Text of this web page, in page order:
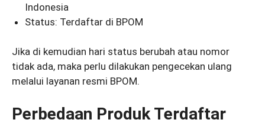
Indonesia
Status: Terdaftar di BPOM
Jika di kemudian hari status berubah atau nomor
tidak ada, maka perlu dilakukan pengecekan ulang
melalui layanan resmi BPOM.
Perbedaan Produk Terdaftar